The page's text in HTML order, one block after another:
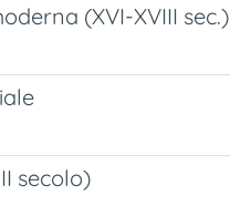
(XVI-XVIII sec.)
secolo)